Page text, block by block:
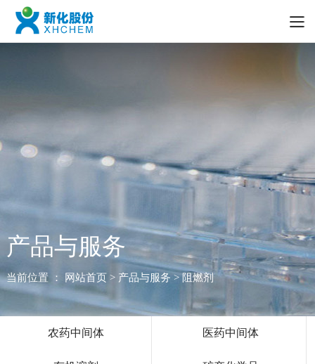
产品与服务
当前位置 ： 网站首页> 产品与服务 > 阻燃剂
农药中间体 医药中间体